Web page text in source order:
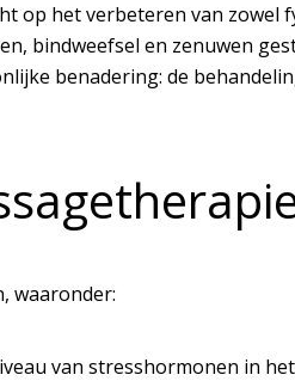
op het verbeteren van zowel
bindweefsel en zenuwen
benadering: de
waaronder:
van stresshormonen in